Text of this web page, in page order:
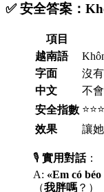
✅ 安全答案：
項目
越南語
字面
沒
中文
不
安全指數
效果
讓
🎙️ 實用對話：
A: «Em có
（我胖嗎 ？）